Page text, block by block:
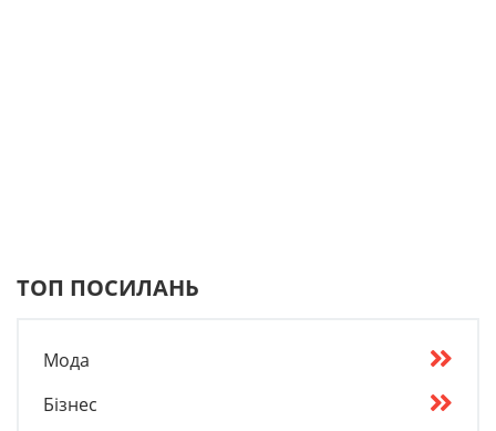
ТОП ПОСИЛАНЬ
Мода
Бізнес